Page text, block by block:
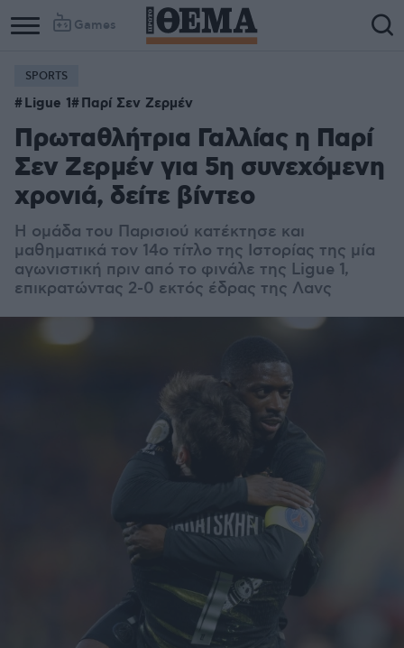
Games
SPORTS
Ligue 1 Παρί Σεν Ζερμέν
Πρωταθλήτρια Γαλλίας η Παρί
Σεν Ζερμέν για 5η συνεχόμενη
χρονιά, δείτε βίντεο
Η ομάδα του Παρισιού κατέκτησε και
μαθηματικά τον 14ο τίτλο της Ιστορίας της μία
αγωνιστική πριν από το φινάλε της Ligue 1,
επικρατώντας 2-0 εκτός έδρας της Λανς